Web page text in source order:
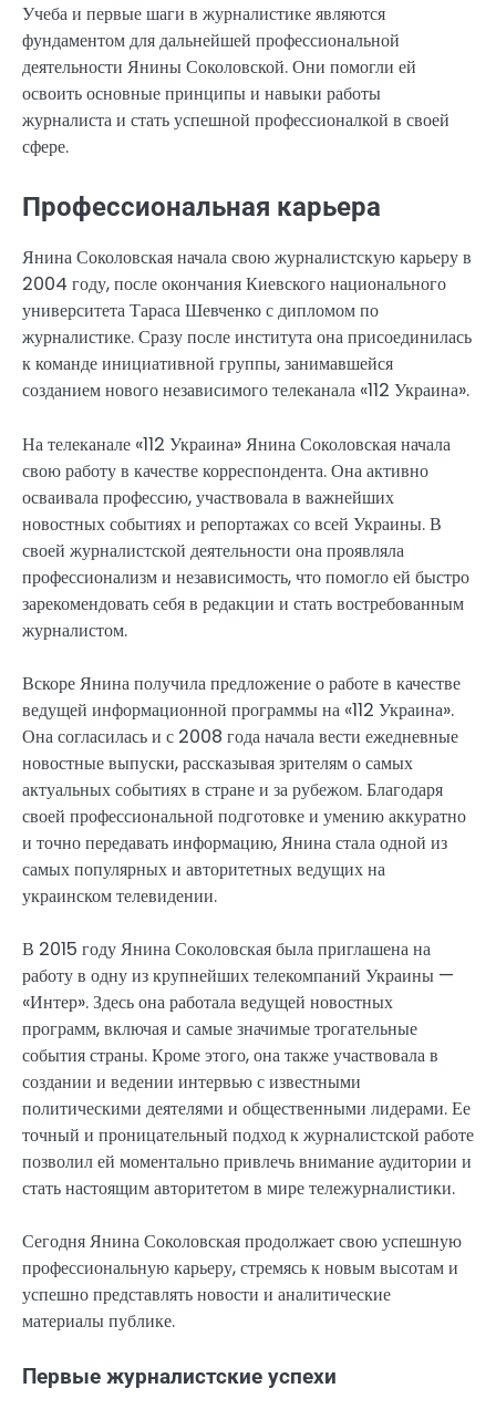
Учеба и первые шаги в журналистике являются
фундаментом для дальнейшей профессиональной
деятельности Янины Соколовской. Они помогли ей
освоить основные принципы и навыки работы
журналиста и стать успешной профессионалкой в своей
сфере.
Профессиональная карьера
Янина Соколовская начала свою журналистскую карьеру в
2004 году, после окончания Киевского национального
университета Тараса Шевченко с дипломом по
журналистике. Сразу после института она присоединилась
к команде инициативной группы, занимавшейся
созданием нового независимого телеканала «112 Украина».
На телеканале «112 Украина» Янина Соколовская начала
свою работу в качестве корреспондента. Она активно
осваивала профессию, участвовала в важнейших
новостных событиях и репортажах со всей Украины. В
своей журналистской деятельности она проявляла
профессионализм и независимость, что помогло ей быстро
зарекомендовать себя в редакции и стать востребованным
журналистом.
Вскоре Янина получила предложение о работе в качестве
ведущей информационной программы на «112 Украина».
Она согласилась и с 2008 года начала вести ежедневные
новостные выпуски, рассказывая зрителям о самых
актуальных событиях в стране и за рубежом. Благодаря
своей профессиональной подготовке и умению аккуратно
и точно передавать информацию, Янина стала одной из
самых популярных и авторитетных ведущих на
украинском телевидении.
В 2015 году Янина Соколовская была приглашена на
работу в одну из крупнейших телекомпаний Украины —
«Интер». Здесь она работала ведущей новостных
программ, включая и самые значимые трогательные
события страны. Кроме этого, она также участвовала в
создании и ведении интервью с известными
политическими деятелями и общественными лидерами. Ее
точный и проницательный подход к журналистской работе
позволил ей моментально привлечь внимание аудитории и
стать настоящим авторитетом в мире тележурналистики.
Сегодня Янина Соколовская продолжает свою успешную
профессиональную карьеру, стремясь к новым высотам и
успешно представлять новости и аналитические
материалы публике.
Первые журналистские успехи